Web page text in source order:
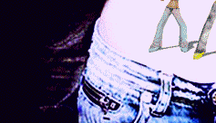
建伟
7
花弄弄弄 （动感歌曲歌词同步）
6
丽君作品《思君集》(琴埙合奏) 【代
编辑】
6
曲欣赏 远走高飞+代码时钟
6